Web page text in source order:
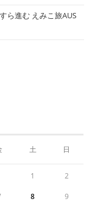
ら進む えみこ旅AUS
土 日
1 2
8 9